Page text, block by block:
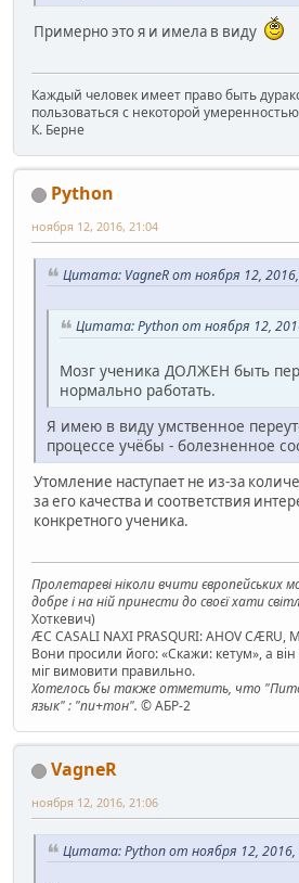
Примерно это я и имела в виду
Каждый человек имеет право быть
пользоваться с некоторой
К. Берне
Python
ноября 12, 2016, 21:04
Цитата: VagneR от ноября 12,
Цитата: Python от ноября 12,
Мозг ученика ДОЛЖЕН быть
нормально работать.
Я имею в виду умственное
процессе учёбы - болезненное
Утомление наступает не из-за
за его качества и соответствия
конкретного ученика.
Пролетареві ніколи вчити європейських
добре і на ній принести до своєї хати
Хоткевич)
ÆC CASALI NAXI PRASQURI: AHOV CÆRU,
Вони просили його: «Скажи: кетум», а він
міг вимовити правильно.
Хотелось бы также отметить, что
язык" : "пи+тон". © АБР-2
VagneR
ноября 12, 2016, 21:06
Цитата: Python от ноября 12, 2016,